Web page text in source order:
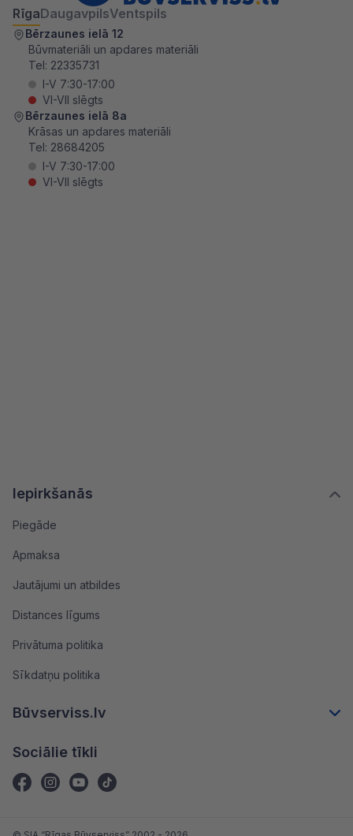
Iepirkšanās
Piegāde
Apmaksa
Jautājumi un atbildes
Distances līgums
Privātuma politika
Sīkdatņu politika
Būvserviss.lv
Sociālie tīkli
RīgaDaugavpilsVentspils
Bērzaunes ielā 12
Būvmateriāli un apdares materiāli
Tel: 22335731
I-V 7:30-17:00
VI-VII slēgts
Bērzaunes ielā 8a
Krāsas un apdares materiāli
Tel: 28684205
I-V 7:30-17:00
VI-VII slēgts